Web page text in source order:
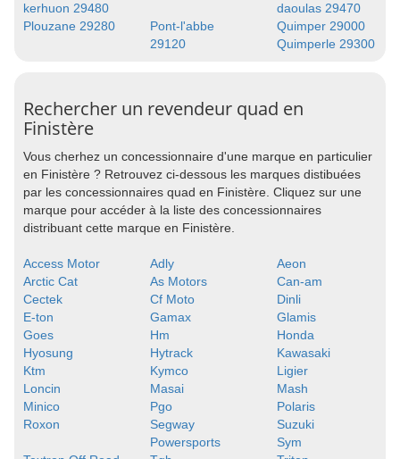
kerhuon 29480
daoulas 29470
Plouzane 29280
Pont-l'abbe
29120
Quimper 29000
Quimperle 29300
Rechercher un revendeur quad en
Finistère
Vous cherhez un concessionnaire d'une marque en particulier
en Finistère ? Retrouvez ci-dessous les marques distibuées
par les concessionnaires quad en Finistère. Cliquez sur une
marque pour accéder à la liste des concessionnaires
distribuant cette marque en Finistère.
Access Motor Adly
Aeon
Arctic Cat
As Motors
Can-am
Cectek
Cf Moto
Dinli
E-ton
Gamax
Glamis
Goes
Hm
Honda
Hyosung
Hytrack
Kawasaki
Ktm
Kymco
Ligier
Loncin
Masai
Mash
Minico
Pgo
Polaris
Roxon
Segway
Powersports
Suzuki
Sym